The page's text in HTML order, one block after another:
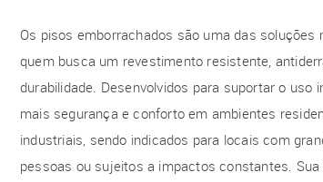
Os pisos emborrachados são uma das soluções
quem busca um revestimento resistente,
durabilidade. Desenvolvidos para suportar o uso
mais segurança e conforto em ambientes
industriais, sendo indicados para locais com
pessoas ou sujeitos a impactos constantes.